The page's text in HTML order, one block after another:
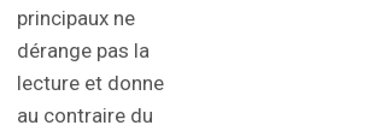
principaux ne
dérange pas la
lecture et donne
au contraire du